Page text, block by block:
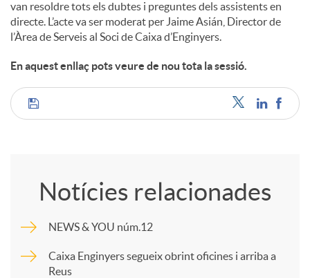
van resoldre tots els dubtes i preguntes dels assistents en
directe. L’acte va ser moderat per Jaime Asián, Director de
l’Àrea de Serveis al Soci de Caixa d’Enginyers.
En aquest enllaç pots veure de nou tota la sessió.
C
p
Notícies relacionades
NEWS & YOU núm.12
Caixa Enginyers segueix obrint oficines i arriba a
Reus